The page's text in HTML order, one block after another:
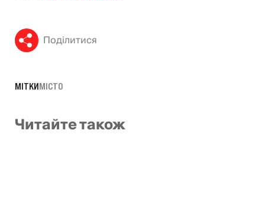
Поділитися
МІТКИМІСТО
Читайте також